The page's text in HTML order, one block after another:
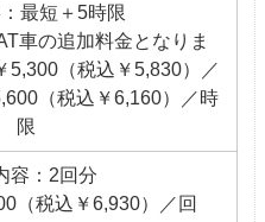
最短＋5時限
車の追加料金となりま
5,300（税込￥5,830）／
（税込￥6,160）／時
限
容：2回分
（税込￥6,930）／回